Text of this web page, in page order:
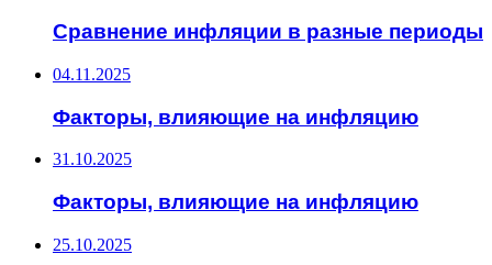
Сравнение инфляции в разные периоды
04.11.2025
Факторы, влияющие на инфляцию
31.10.2025
Факторы, влияющие на инфляцию
25.10.2025